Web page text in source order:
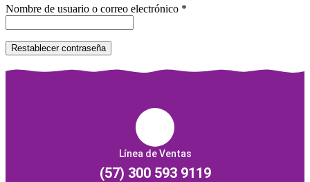
Nombre de usuario o correo electrónico *
Restablecer contraseña
Línea de Ventas
(57) 300 593 9119